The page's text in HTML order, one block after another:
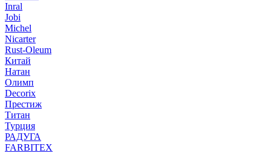
Inral
Jobi
Michel
Nicarter
Rust-Oleum
Китай
Натан
Олимп
Decorix
Престиж
Титан
Турция
РАДУГА
FARBITEX